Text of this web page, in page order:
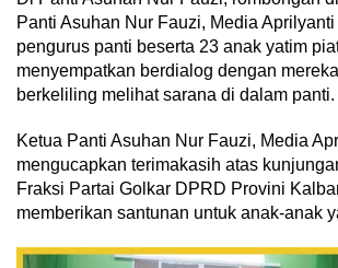
Panti Asuhan Nur Fauzi, Media
pengurus panti beserta 23 anak yatim
menyempatkan berdialog dengan
berkeliling melihat sarana di dalam panti.
Ketua Panti Asuhan Nur Fauzi, Media
mengucapkan terimakasih atas
Fraksi Partai Golkar DPRD Provini
memberikan santunan untuk anak-anak